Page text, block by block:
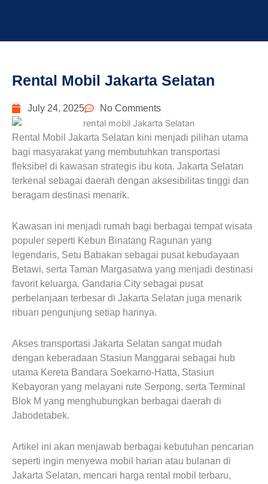
Rental Mobil Jakarta Selatan
July 24, 2025 No Comments
Rental Mobil Jakarta Selatan kini menjadi pilihan utama
bagi masyarakat yang membutuhkan transportasi
fleksibel di kawasan strategis ibu kota. Jakarta Selatan
terkenal sebagai daerah dengan aksesibilitas tinggi dan
beragam destinasi menarik.
Kawasan ini menjadi rumah bagi berbagai tempat wisata
populer seperti Kebun Binatang Ragunan yang
legendaris, Setu Babakan sebagai pusat kebudayaan
Betawi, serta Taman Margasatwa yang menjadi destinasi
favorit keluarga. Gandaria City sebagai pusat
perbelanjaan terbesar di Jakarta Selatan juga menarik
ribuan pengunjung setiap harinya.
Akses transportasi Jakarta Selatan sangat mudah
dengan keberadaan Stasiun Manggarai sebagai hub
utama Kereta Bandara Soekarno-Hatta, Stasiun
Kebayoran yang melayani rute Serpong, serta Terminal
Blok M yang menghubungkan berbagai daerah di
Jabodetabek.
Artikel ini akan menjawab berbagai kebutuhan pencarian
seperti ingin menyewa mobil harian atau bulanan di
Jakarta Selatan, mencari harga rental mobil terbaru,